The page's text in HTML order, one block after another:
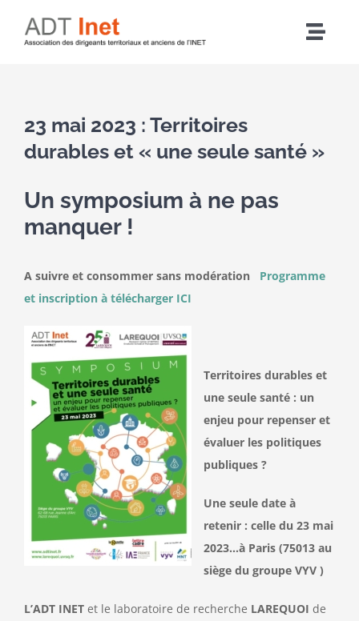
Articles
Adhérer
23 mai 2023 : Territoires
durables et « une seule santé »
Un symposium à ne pas
manquer !
A suivre et consommer sans modération Programme
et inscription à télécharger ICI
Territoires durables et
une seule santé : un
enjeu pour repenser et
évaluer les politiques
publiques ?
Une seule date à
retenir : celle du 23 mai
2023…à Paris (75013 au
siège du groupe VYV )
L’ADT INET et le laboratoire de recherche LAREQUOI de